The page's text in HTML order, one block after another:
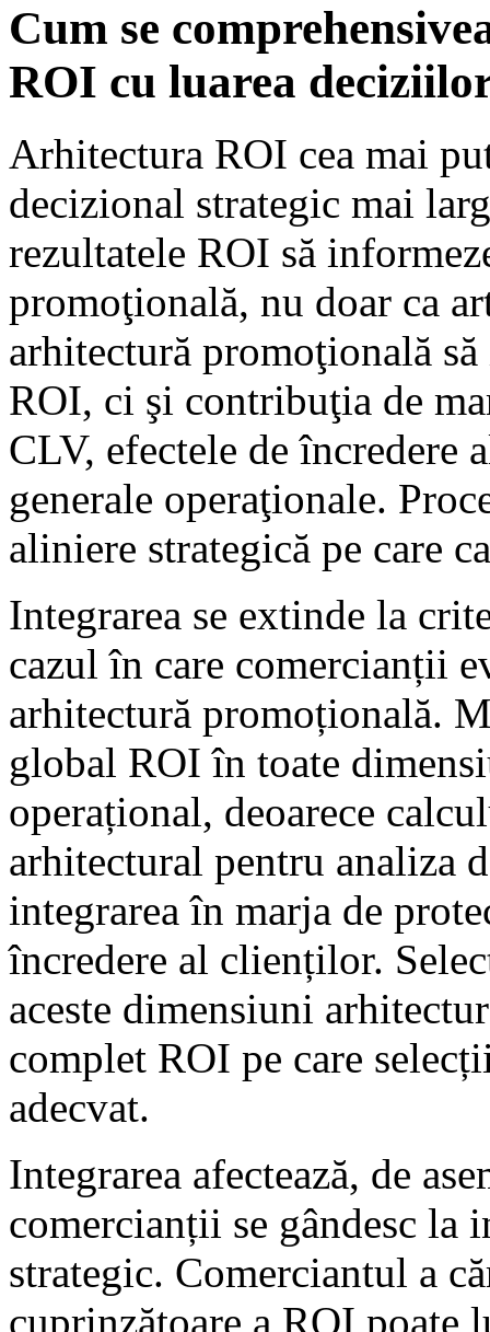
Cum se
ROI cu luarea
Arhitectura ROI cea mai
decizional strategic mai
rezultatele ROI să
promoţională, nu doar ca
arhitectură promoţională
ROI, ci şi contribuţia de
CLV, efectele de
generale operaţionale.
aliniere strategică pe care
Integrarea se extinde la
cazul în care comercianții
arhitectură promoțională.
global ROI în toate
operațional, deoarece
arhitectural pentru analiza
integrarea în marja de
încredere al clienților.
aceste dimensiuni
complet ROI pe care
adecvat.
Integrarea afectează, de
comercianții se gândesc
strategic. Comerciantul a
cuprinzătoare a ROI poate